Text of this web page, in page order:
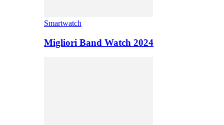
Smartwatch
Migliori Band Watch 2024